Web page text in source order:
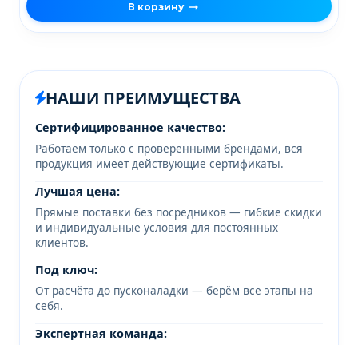
В корзину
НАШИ ПРЕИМУЩЕСТВА
Сертифицированное качество:
Работаем только с проверенными брендами, вся
продукция имеет действующие сертификаты.
Лучшая цена:
Прямые поставки без посредников — гибкие скидки
и индивидуальные условия для постоянных
клиентов.
Под ключ:
От расчёта до пусконаладки — берём все этапы на
себя.
Экспертная команда: